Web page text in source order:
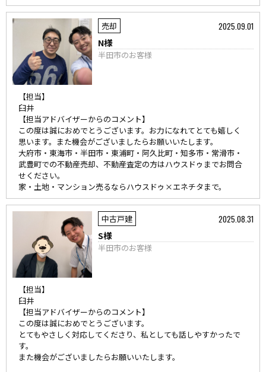
売却 2025.09.01
N様
半田市のお客様
【担当】
臼井
【担当アドバイザーからのコメント】
この度は誠におめでとうございます。お力になれてとても嬉しく
思います。また機会がございましたらお願いいたします。
大府市・東海市・半田市・東浦町・阿久比町・知多市・常滑市・
武豊町での不動産売却、不動産査定の方はハウスドゥまでお問合
せください。
家・土地・マンション売るならハウスドゥ×エネチタまで。
中古戸建 2025.08.31
S様
半田市のお客様
【担当】
臼井
【担当アドバイザーからのコメント】
この度は誠におめでとうございます。
とてもやさしく対応してくださり、私としても話しやすかったで
す。
また機会がございましたらお願いいたします。